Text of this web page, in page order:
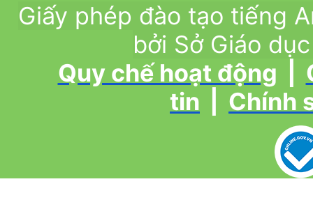
Giấy phép đào tạo tiếng
bởi Sở Giáo
Quy chế hoạt động
tin
Chính